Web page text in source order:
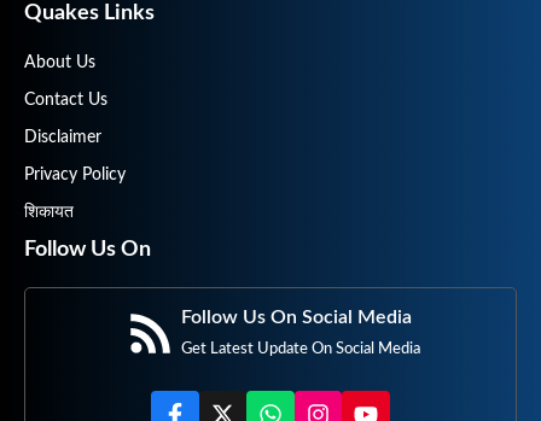
Quakes Links
About Us
Contact Us
Disclaimer
Privacy Policy
शिकायत
Follow Us On
Follow Us On Social Media
Get Latest Update On Social Media